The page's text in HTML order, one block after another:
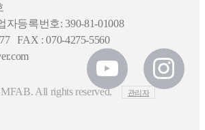
등록번호: 390-81-01008
FAX : 070-4275-5560
All rights reserved. 관리자